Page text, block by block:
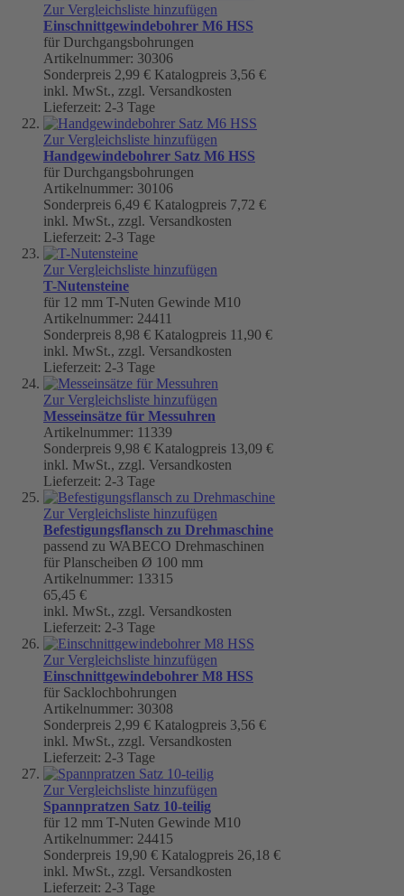
Zur Vergleichsliste hinzufügen
Einschnittgewindebohrer M6 HSS
für Durchgangsbohrungen
Artikelnummer: 30306
Sonderpreis 2,99 € Katalogpreis 3,56 €
inkl. MwSt., zzgl. Versandkosten
Lieferzeit: 2-3 Tage
Zur Vergleichsliste hinzufügen
Handgewindebohrer Satz M6 HSS
für Durchgangsbohrungen
Artikelnummer: 30106
Sonderpreis 6,49 € Katalogpreis 7,72 €
inkl. MwSt., zzgl. Versandkosten
Lieferzeit: 2-3 Tage
Zur Vergleichsliste hinzufügen
T-Nutensteine
für 12 mm T-Nuten Gewinde M10
Artikelnummer: 24411
Sonderpreis 8,98 € Katalogpreis 11,90 €
inkl. MwSt., zzgl. Versandkosten
Lieferzeit: 2-3 Tage
Zur Vergleichsliste hinzufügen
Messeinsätze für Messuhren
Artikelnummer: 11339
Sonderpreis 9,98 € Katalogpreis 13,09 €
inkl. MwSt., zzgl. Versandkosten
Lieferzeit: 2-3 Tage
Zur Vergleichsliste hinzufügen
Befestigungsflansch zu Drehmaschine
passend zu WABECO Drehmaschinen
für Planscheiben Ø 100 mm
Artikelnummer: 13315
65,45 €
inkl. MwSt., zzgl. Versandkosten
Lieferzeit: 2-3 Tage
Zur Vergleichsliste hinzufügen
Einschnittgewindebohrer M8 HSS
für Sacklochbohrungen
Artikelnummer: 30308
Sonderpreis 2,99 € Katalogpreis 3,56 €
inkl. MwSt., zzgl. Versandkosten
Lieferzeit: 2-3 Tage
Zur Vergleichsliste hinzufügen
Spannpratzen Satz 10-teilig
für 12 mm T-Nuten Gewinde M10
Artikelnummer: 24415
Sonderpreis 19,90 € Katalogpreis 26,18 €
inkl. MwSt., zzgl. Versandkosten
Lieferzeit: 2-3 Tage